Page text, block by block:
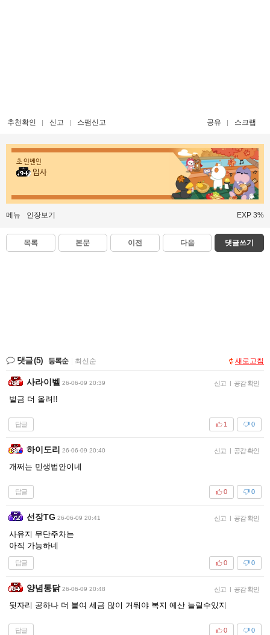
추천확인 신고 스팸신고 공유 스크랩
초 인벤인
입사
메뉴 인장보기 EXP 3%
목록 본문 이전 다음 댓글쓰기
댓글(5) 등록순 최신순 새로고침
사라이벨 26-06-09 20:39 신고 | 공감 확인
벌금 더 올려!!
답글 0
1
하이도리 26-06-09 20:40 신고 | 공감 확인
개쩌는 민생법안이네
답글 0
0
선장TG 26-06-09 20:41 신고 | 공감 확인
사유지 무단주차는
아직 가능하네
답글 0
0
양념통닭 26-06-09 20:48 신고 | 공감 확인
뒷자리 공하나 더 붙여 세금 많이 거둬야 복지 예산 늘릴수있지
답글 0
0